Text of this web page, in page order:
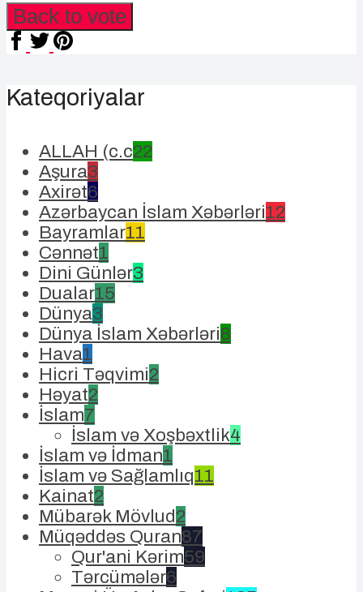
Back to vote
Kateqoriyalar
ALLAH (c.c22
Aşura3
Axirət6
Azərbaycan İslam Xəbərləri12
Bayramlar11
Cənnət1
Dini Günlər3
Dualar15
Dünya3
Dünya İslam Xəbərləri8
Hava1
Hicri Təqvimi2
Həyat2
İslam7
İslam və Xoşbəxtlik4
İslam və İdman1
İslam və Sağlamlıq11
Kainat2
Mübarək Mövlud2
Müqəddəs Quran87
Qur'ani Kərim59
Tərcümələr6